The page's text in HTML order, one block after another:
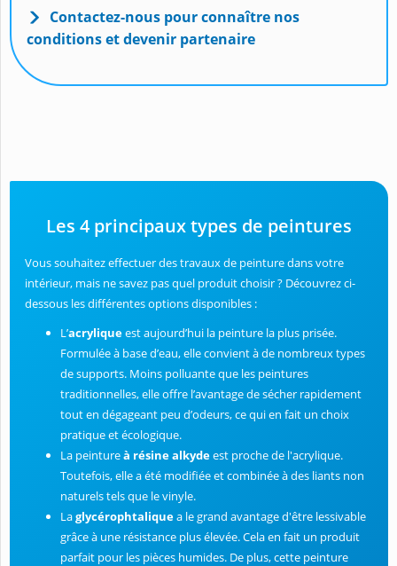
Contactez-nous pour connaître nos
conditions et devenir partenaire
Les 4 principaux types de peintures
Vous souhaitez effectuer des travaux de peinture dans votre
intérieur, mais ne savez pas quel produit choisir ? Découvrez ci-
dessous les différentes options disponibles :
L’acryliqueest aujourd’hui la peinture la plus prisée.
Formulée à base d’eau, elle convient à de nombreux types
de supports. Moins polluante que les peintures
traditionnelles, elle offre l’avantage de sécher rapidement
tout en dégageant peu d’odeurs, ce qui en fait un choix
pratique et écologique.
La peintureà résine alkydeest proche de l'acrylique.
Toutefois, elle a été modifiée et combinée à des liants non
naturels tels que le vinyle.
Laglycérophtaliquea le grand avantage d'être lessivable
grâce à une résistance plus élevée. Cela en fait un produit
parfait pour les pièces humides. De plus, cette peinture